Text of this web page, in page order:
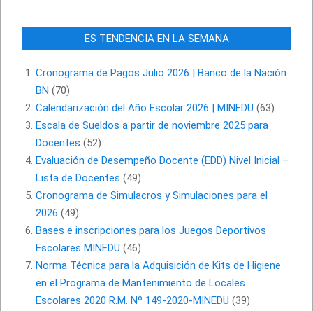
ES TENDENCIA EN LA SEMANA
Cronograma de Pagos Julio 2026 | Banco de la Nación
BN (70)
Calendarización del Año Escolar 2026 | MINEDU (63)
Escala de Sueldos a partir de noviembre 2025 para
Docentes (52)
Evaluación de Desempeño Docente (EDD) Nivel Inicial –
Lista de Docentes (49)
Cronograma de Simulacros y Simulaciones para el
2026 (49)
Bases e inscripciones para los Juegos Deportivos
Escolares MINEDU (46)
Norma Técnica para la Adquisición de Kits de Higiene
en el Programa de Mantenimiento de Locales
Escolares 2020 R.M. Nº 149-2020-MINEDU (39)